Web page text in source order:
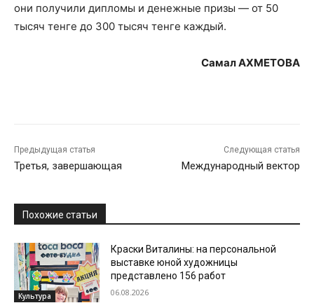
они получили дипломы и денежные призы — от 50
тысяч тенге до 300 тысяч тенге каждый.
Самал АХМЕТОВА
Предыдущая статья
Третья, завершающая
Следующая статья
Международный вектор
Похожие статьи
Культура
Краски Виталины: на персональной
выставке юной художницы
представлено 156 работ
06.08.2026